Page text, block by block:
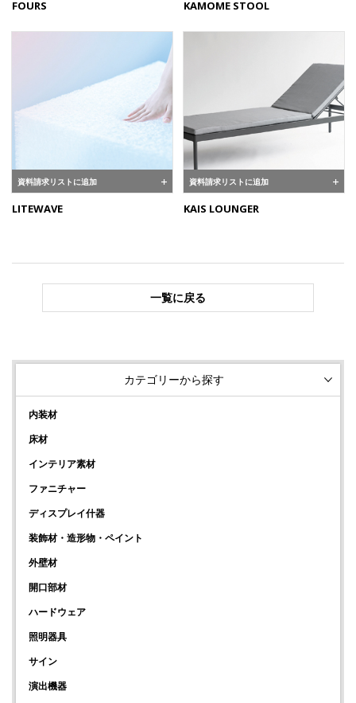
FOURS KAMOME STOOL
資料請求リストに追加
LITEWAVE
資料請求リストに追加
KAIS LOUNGER
一覧に戻る
カテゴリーから探す
内装材
床材
インテリア素材
ファニチャー
ディスプレイ什器
装飾材・造形物・ペイント
外壁材
開口部材
ハードウェア
照明器具
サイン
演出機器